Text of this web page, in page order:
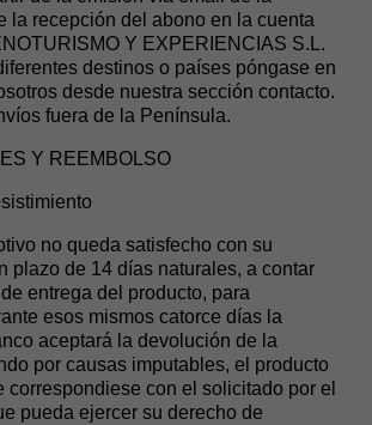
la recepción del abono en la cuenta
Y EXPERIENCIAS S.L.
destinos o países póngase en
desde nuestra sección contacto.
fuera de la Península.
Y REEMBOLSO
no queda satisfecho con su
plazo de 14 días naturales, a contar
entrega del producto, para
esos mismos catorce días la
aceptará la devolución de la
por causas imputables, el producto
correspondiese con el solicitado por el
pueda ejercer su derecho de